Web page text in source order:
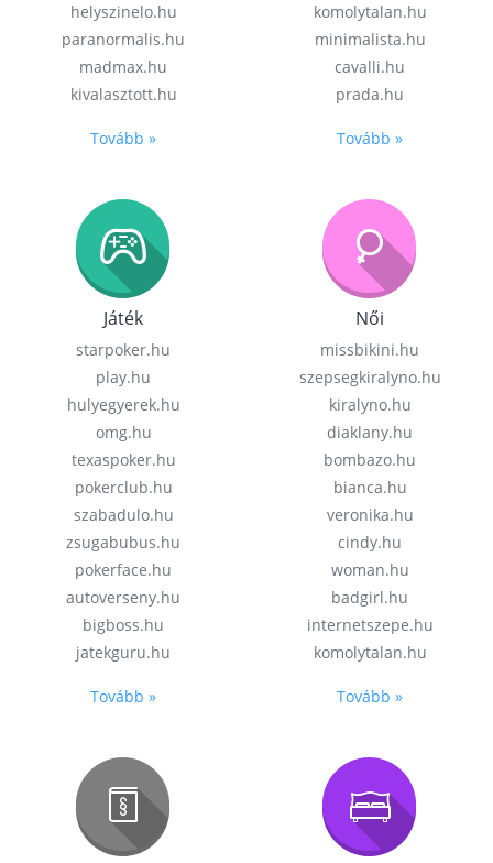
helyszinelo.hu
paranormalis.hu
madmax.hu
kivalasztott.hu
Tovább »
komolytalan.hu
minimalista.hu
cavalli.hu
prada.hu
Tovább »
Játék
starpoker.hu
play.hu
hulyegyerek.hu
omg.hu
texaspoker.hu
pokerclub.hu
szabadulo.hu
zsugabubus.hu
pokerface.hu
autoverseny.hu
bigboss.hu
jatekguru.hu
Tovább »
Női
missbikini.hu
szepsegkiralyno.hu
kiralyno.hu
diaklany.hu
bombazo.hu
bianca.hu
veronika.hu
cindy.hu
woman.hu
badgirl.hu
internetszepe.hu
komolytalan.hu
Tovább »